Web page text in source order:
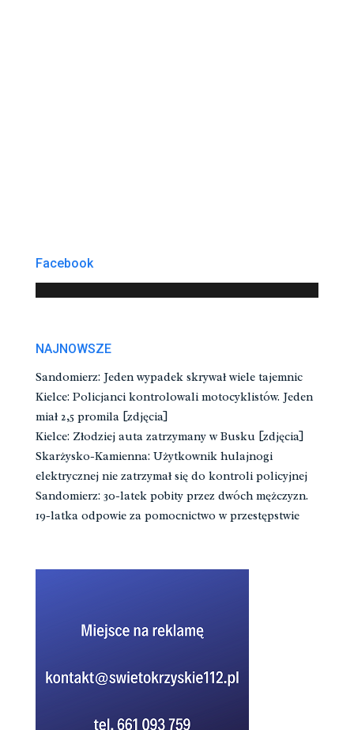
Facebook
NAJNOWSZE
Sandomierz: Jeden wypadek skrywał wiele tajemnic
Kielce: Policjanci kontrolowali motocyklistów. Jeden
miał 2,5 promila [zdjęcia]
Kielce: Złodziej auta zatrzymany w Busku [zdjęcia]
Skarżysko-Kamienna: Użytkownik hulajnogi
elektrycznej nie zatrzymał się do kontroli policyjnej
Sandomierz: 30-latek pobity przez dwóch mężczyzn.
19-latka odpowie za pomocnictwo w przestępstwie